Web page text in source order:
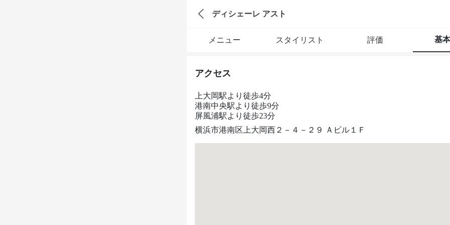
ディシェーレ アスト
メニュー スタイリスト 評価 基
アクセス
上大岡駅より徒歩4分
港南中央駅より徒歩9分
屏風浦駅より徒歩23分
横浜市港南区上大岡西２－４－２９ Ａビル１Ｆ